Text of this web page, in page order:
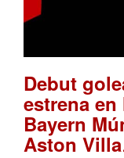
Debut
estrena
Bayern
Aston Villa